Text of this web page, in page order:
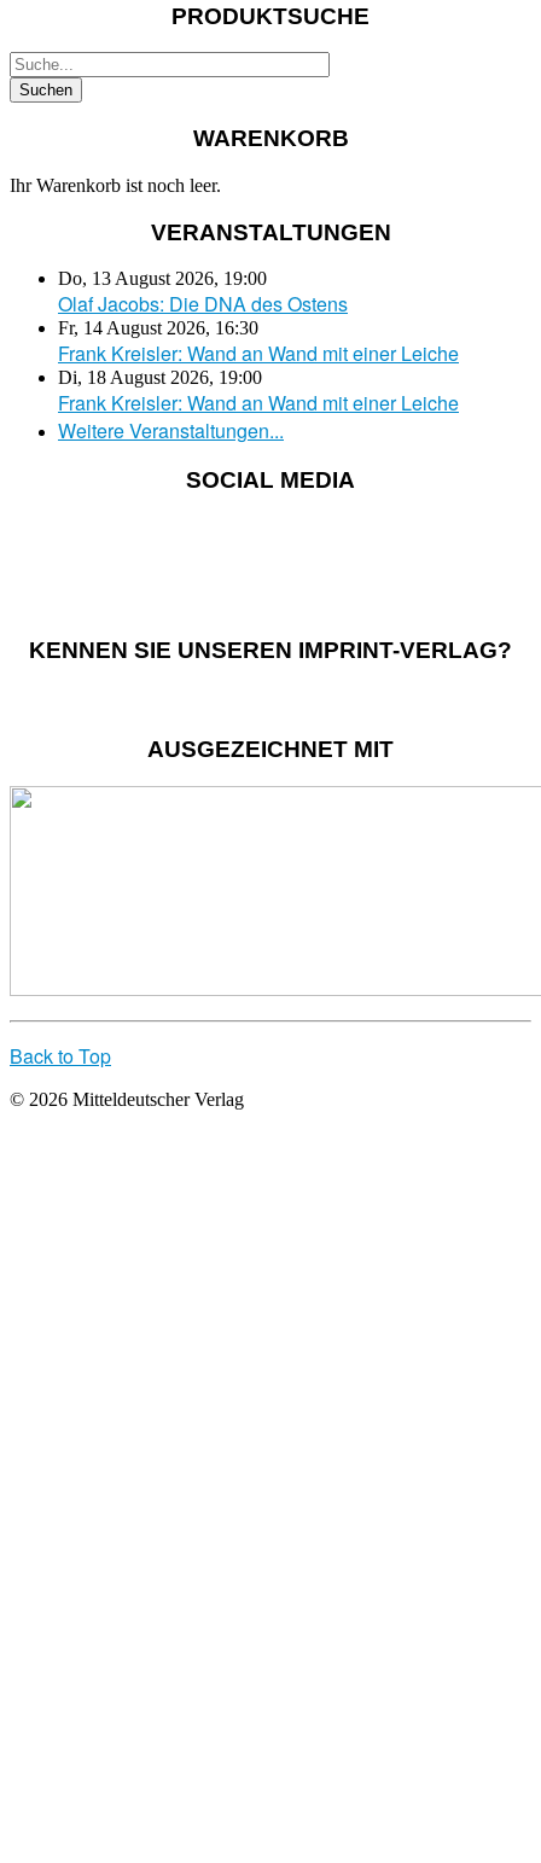
PRODUKTSUCHE
WARENKORB
Ihr Warenkorb ist noch leer.
VERANSTALTUNGEN
Do, 13 August 2026, 19:00
Olaf Jacobs: Die DNA des Ostens
Fr, 14 August 2026, 16:30
Frank Kreisler: Wand an Wand mit einer Leiche
Di, 18 August 2026, 19:00
Frank Kreisler: Wand an Wand mit einer Leiche
Weitere Veranstaltungen...
SOCIAL MEDIA
KENNEN SIE UNSEREN IMPRINT-VERLAG?
AUSGEZEICHNET MIT
Back to Top
© 2026 Mitteldeutscher Verlag